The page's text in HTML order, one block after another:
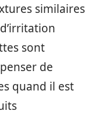
similaires
sont
de
quand il est